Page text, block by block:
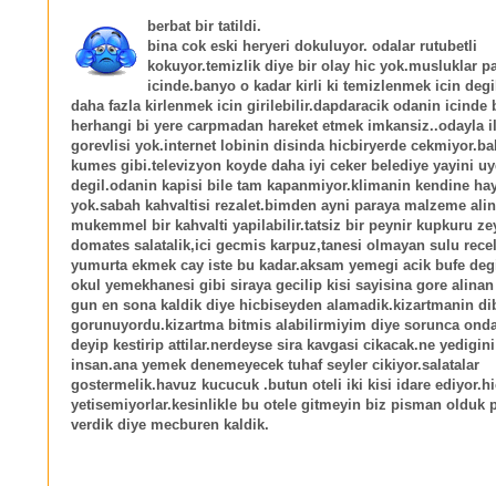
berbat bir tatildi.
bina cok eski heryeri dokuluyor. odalar rutubetli
kokuyor.temizlik diye bir olay hic yok.musluklar
icinde.banyo o kadar kirli ki temizlenmek icin
daha fazla kirlenmek icin girilebilir.dapdaracik odanin icinde
herhangi bi yere carpmadan hareket etmek imkansiz..odayla
gorevlisi yok.internet lobinin disinda hicbiryerde
kumes gibi.televizyon koyde daha iyi ceker belediye yayini
degil.odanin kapisi bile tam kapanmiyor.klimanin kendine
yok.sabah kahvaltisi rezalet.bimden ayni paraya malzeme
mukemmel bir kahvalti yapilabilir.tatsiz bir peynir kupkuru
domates salatalik,ici gecmis karpuz,tanesi olmayan sulu
yumurta ekmek cay iste bu kadar.aksam yemegi acik bufe
okul yemekhanesi gibi siraya gecilip kisi sayisina gore
gun en sona kaldik diye hicbiseyden alamadik.kizartmanin
gorunuyordu.kizartma bitmis alabilirmiyim diye sorunca
deyip kestirip attilar.nerdeyse sira kavgasi cikacak.ne
insan.ana yemek denemeyecek tuhaf seyler cikiyor.salatalar
gostermelik.havuz kucucuk .butun oteli iki kisi idare
yetisemiyorlar.kesinlikle bu otele gitmeyin biz pisman olduk
verdik diye mecburen kaldik.